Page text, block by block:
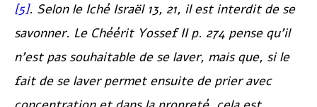
[5]. Selon le Iché Israël13, 21, il est interdit de se
savonner. Le Chéérit YossefII p. 274 pense qu’il
n’est pas souhaitable de se laver, mais que, si le
fait de se laver permet ensuite de prier avec